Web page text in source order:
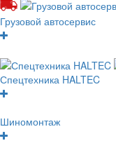
Грузовой автосервис
Спецтехника HALTEC
Шиномонтаж